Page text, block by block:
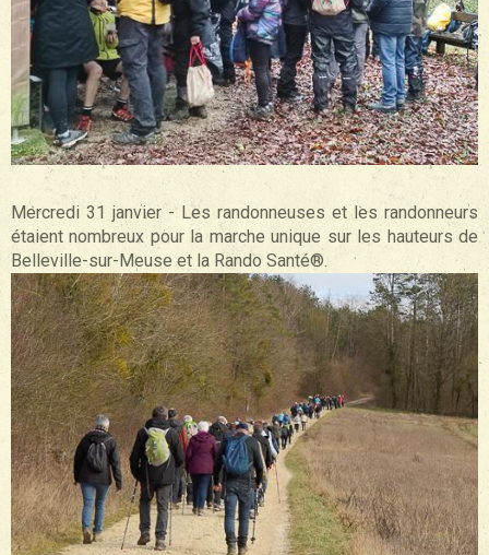
Mercredi 31 janvier - Les randonneuses et les randonneurs
étaient nombreux pour la marche unique sur les hauteurs de
Belleville-sur-Meuse et la Rando Santé®.